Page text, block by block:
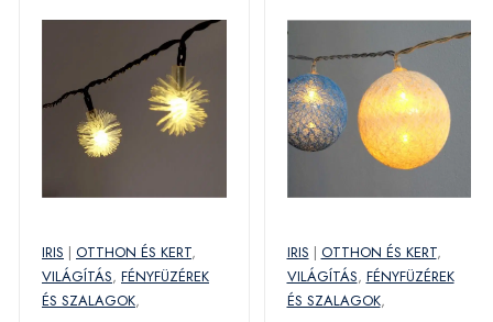
IRIS | OTTHON ÉS KERT,
VILÁGÍTÁS, FÉNYFÜZÉREK
ÉS SZALAGOK,
IRIS | OTTHON ÉS KERT,
VILÁGÍTÁS, FÉNYFÜZÉREK
ÉS SZALAGOK,